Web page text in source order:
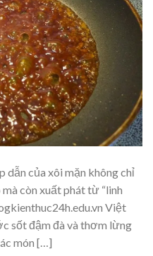
dẫn của xôi mặn không chỉ
còn xuất phát từ “linh
Việt
sốt đậm đà và thơm lừng
món […]